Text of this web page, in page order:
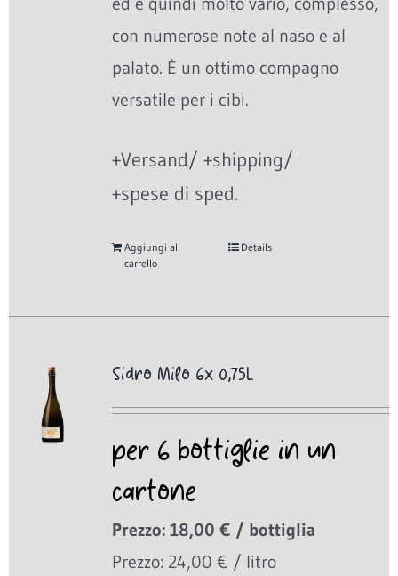
con numerose note al naso e al
palato. È un ottimo compagno
versatile per i cibi.
+Versand/ +shipping/
+spese di sped.
Aggiungi al
carrello
Details
Sidro Milo 6x 0,75L
per 6 bottiglie in un
cartone
Prezzo: 18,00 € / bottiglia
Prezzo: 24,00 € / litro